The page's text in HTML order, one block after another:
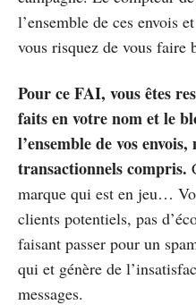
l’ensemble de ces envois
vous risquez de vous faire
Pour ce FAI, vous êtes
faits en votre nom et le
l’ensemble de vos
transactionnels compris.
marque qui est en jeu…
clients potentiels, pas
faisant passer pour un
qui et génère de
messages.